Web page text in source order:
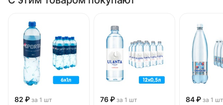
82 ₽ за 1 шт
76 ₽ за 1 шт
84 ₽ за 1 шт